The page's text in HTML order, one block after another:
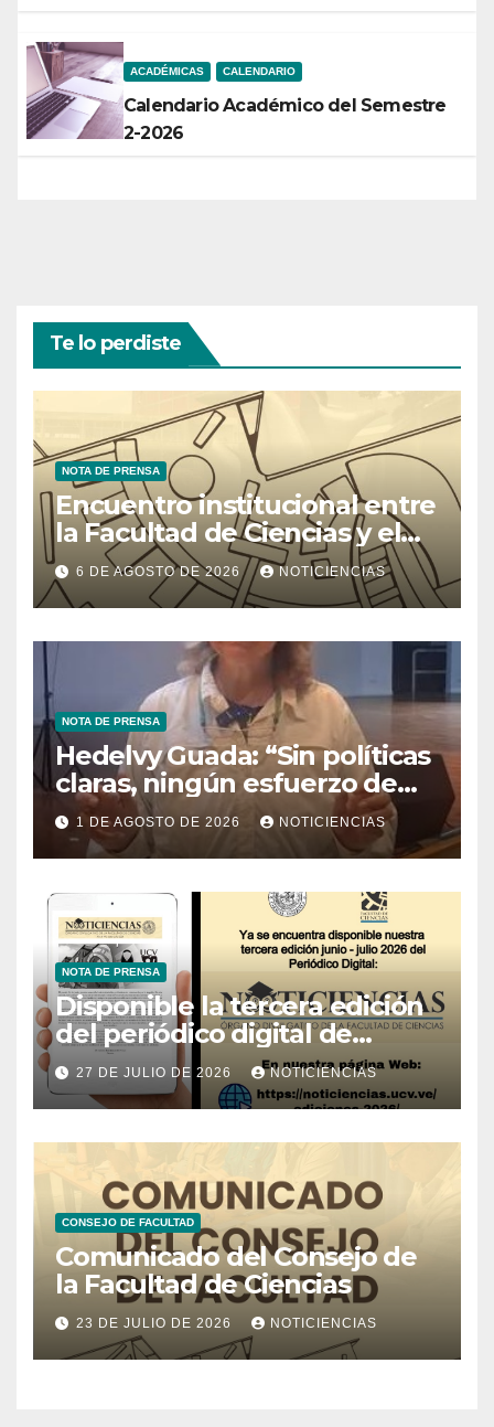
ACADÉMICAS CALENDARIO
Calendario Académico del Semestre
2-2026
Te lo perdiste
NOTA DE PRENSA
Encuentro institucional entre
la Facultad de Ciencias y el
Ministerio de Ciencia y
Tecnología
6 DE AGOSTO DE 2026 NOTICIENCIAS
NOTA DE PRENSA
Hedelvy Guada: “Sin políticas
claras, ningún esfuerzo de
conservación rendirá frutos”
1 DE AGOSTO DE 2026 NOTICIENCIAS
NOTA DE PRENSA
Disponible la tercera edición
del periódico digital de
Noticiencias 2026
27 DE JULIO DE 2026 NOTICIENCIAS
CONSEJO DE FACULTAD
Comunicado del Consejo de
la Facultad de Ciencias
23 DE JULIO DE 2026 NOTICIENCIAS